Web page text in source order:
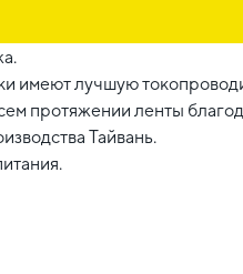
лучшую
протяжении ленты
Тайвань.